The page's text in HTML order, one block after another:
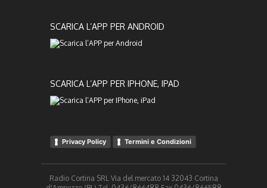
SCARICA L’APP PER ANDROID
SCARICA L’APP PER IPHONE, IPAD
Privacy Policy Termini e Condizioni
Radio Cortina SRL Via del mercato 14 32043 Cortina